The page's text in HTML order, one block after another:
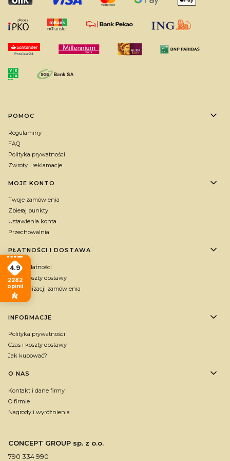
Linki w stopce
POMOC
Regulaminy
FAQ
Polityka prywatności
Zwroty i reklamacje
MOJE KONTO
Twoje zamówienia
Zbieraj punkty
Ustawienia konta
Przechowalnia
PŁATNOŚCI I DOSTAWA
Formy płatności
Czas i koszty dostawy
Czas realizacji zamówienia
Gratis
INFORMACJE
Polityka prywatności
Czas i koszty dostawy
Jak kupować?
O NAS
Kontakt i dane firmy
O firmie
Nagrody i wyróżnienia
CONCEPT GROUP sp. z o.o.
790 334 990
4.9
2282
opinii